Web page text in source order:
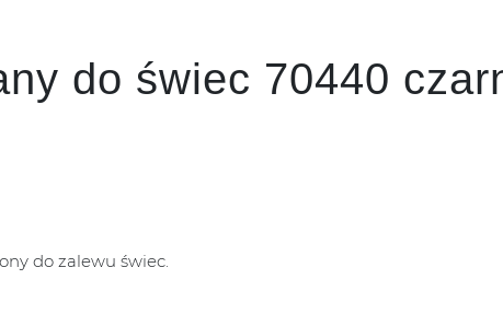
do świec 70440
do zalewu świec.